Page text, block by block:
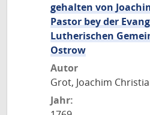
gehalten von
Pastor bey der
Lutherischen
Ostrow
Autor
Grot, Joachim
Jahr: